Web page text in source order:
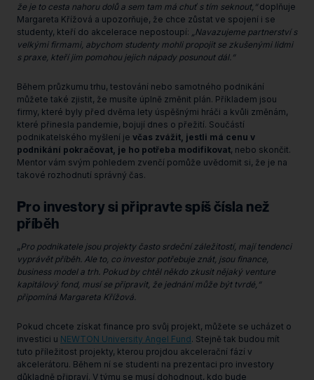
že je to cesta nahoru dolů a sem tam má chuť s tím seknout,“doplňuje
Margareta Křížová a upozorňuje, že chce zůstat ve spojení i se
studenty, kteří do akcelerace nepostoupí:
„Navazujeme partnerství s
velkými firmami, abychom studenty mohli propojit se zkušenými lidmi
s praxe, kteří jim pomohou jejich nápady posunout dál.“
Během průzkumu trhu, testování nebo samotného podnikání
můžete také zjistit, že musíte úplně změnit plán. Příkladem jsou
firmy, které byly před dvěma lety úspěšnými hráči a kvůli změnám,
které přinesla pandemie, bojují dnes o přežití. Součástí
podnikatelského myšlení je včas zvážit, jestli má cenu v
podnikání pokračovat, je ho potřeba modifikovat, nebo skončit.
Mentor vám svým pohledem zvenčí pomůže uvědomit si, že je na
takové rozhodnutí správný čas.
Pro investory si připravte spíš čísla než
příběh
„Pro podnikatele jsou projekty často srdeční záležitostí, mají tendenci
vyprávět příběh. Ale to, co investor potřebuje znát, jsou finance,
business model a trh. Pokud by chtěl někdo zkusit nějaký venture
kapitálový fond, musí se připravit, že jednání může být tvrdé,“
připomíná Margareta Křížová.
Pokud chcete získat finance pro svůj projekt, můžete se ucházet o
investici u NEWTON University Angel Fund. Stejně tak budou mít
tuto příležitost projekty, kterou projdou akcelerační fází v
akcelerátoru. Během ní se studenti na prezentaci pro investory
důkladně připraví. V týmu se musí dohodnout, kdo bude